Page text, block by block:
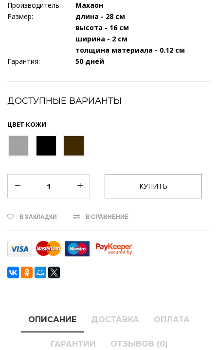
Производитель:
Махаон
Размер:
длина - 28 см
высота - 16 см
ширина - 2 см
толщина материала - 0.12 см
Гарантия:
50 дней
ДОСТУПНЫЕ ВАРИАНТЫ
ЦВЕТ КОЖИ
В ЗАКЛАДКИ В СРАВНЕНИЕ
ОПИСАНИЕ ДОСТАВКА ОПЛАТА
ГАРАНТИИ ОТЗЫВОВ (0)